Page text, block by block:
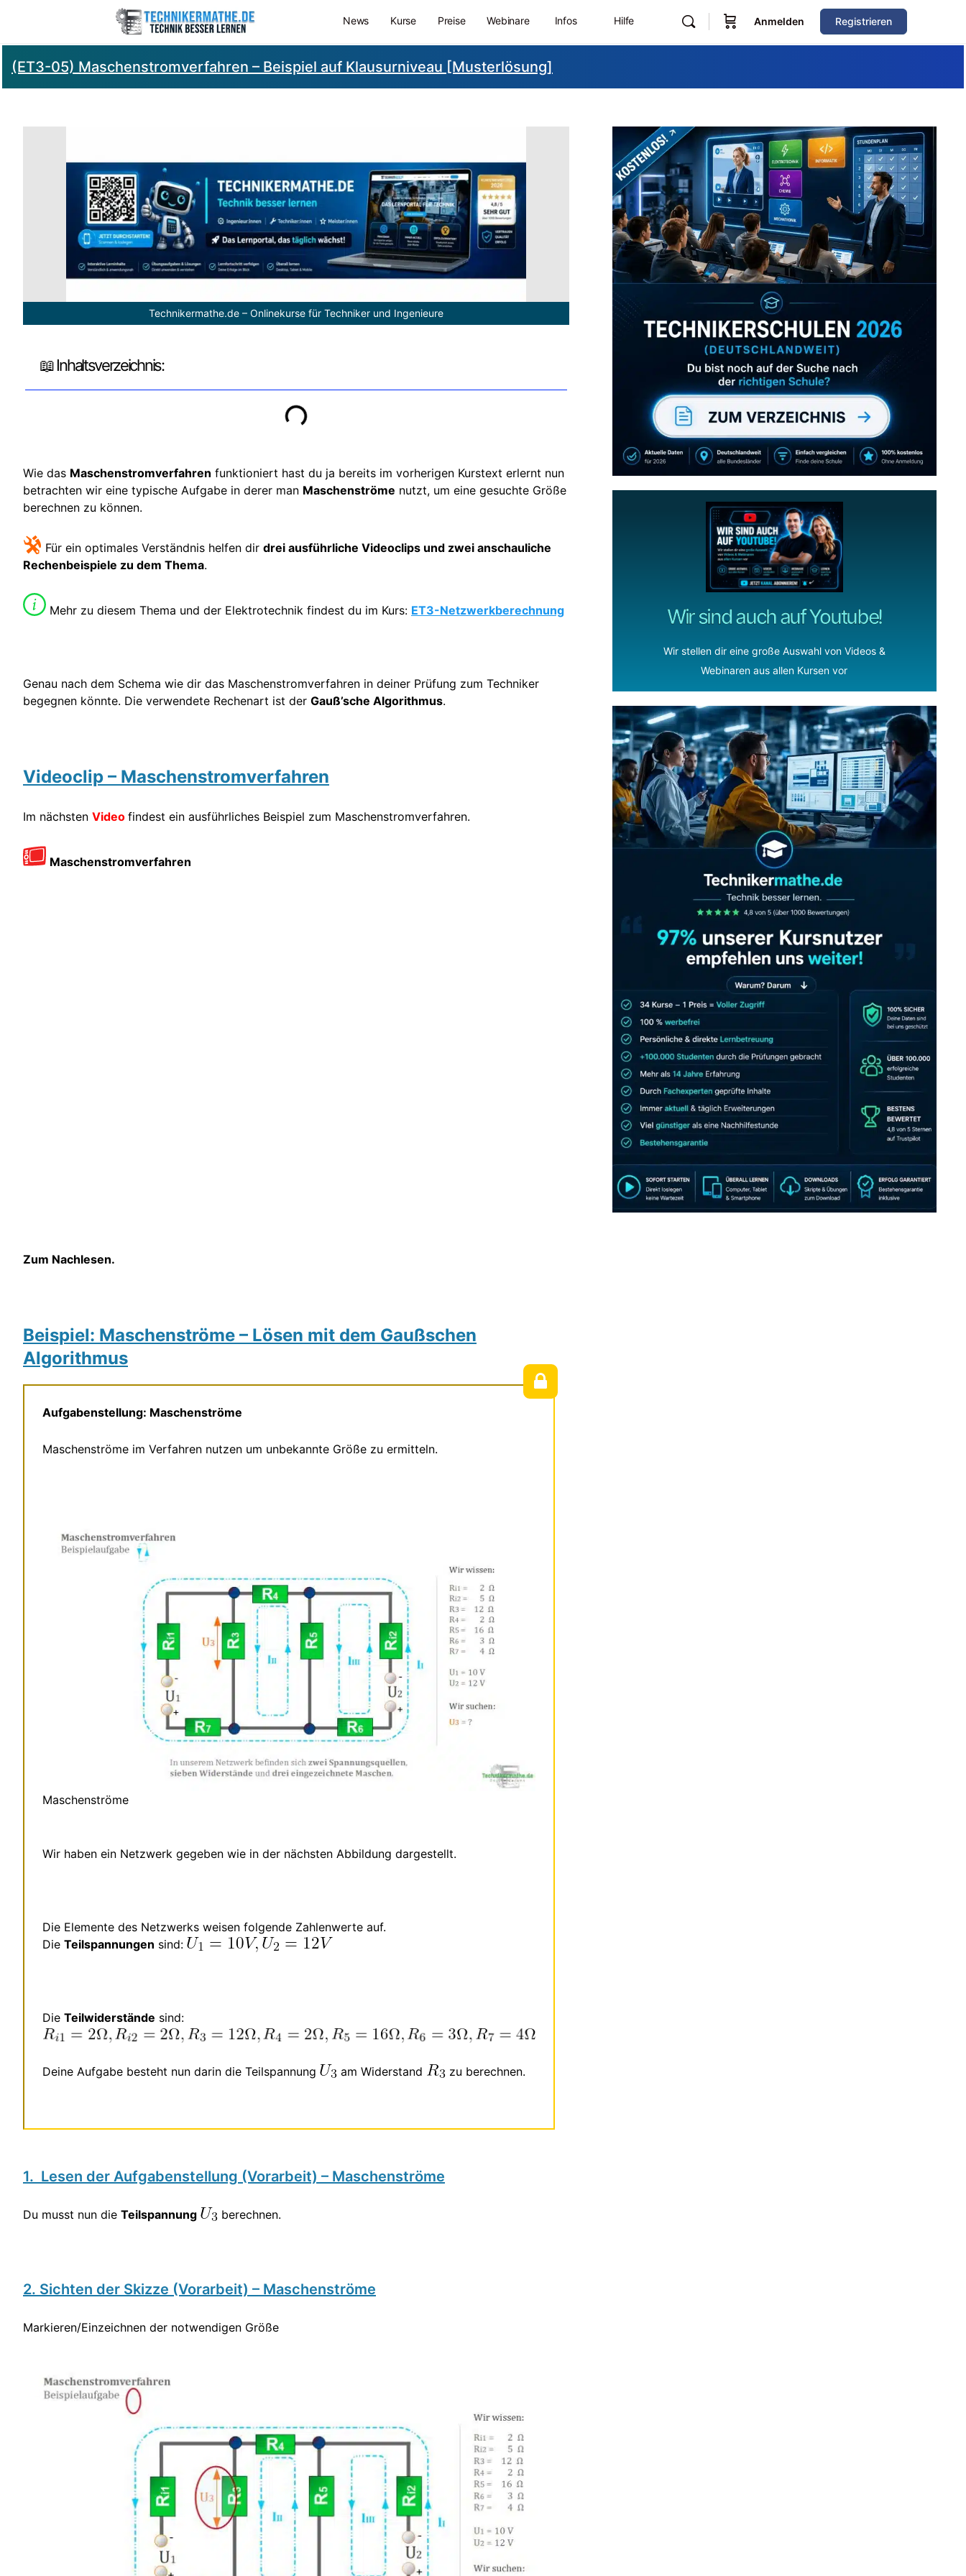
News Kurse Preise Webinare Infos Hilfe Anmelden Registrieren
(ET3-05) Maschenstromverfahren – Beispiel auf Klausurniveau [Musterlösung]
Technikermathe.de – Onlinekurse für Techniker und Ingenieure
📖 Inhaltsverzeichnis:
Wie das Maschenstromverfahren funktioniert hast du ja bereits im vorherigen Kurstext erlernt nun
betrachten wir eine typische Aufgabe in derer man Maschenströme nutzt, um eine gesuchte Größe
berechnen zu können.
Für ein optimales Verständnis helfen dir drei ausführliche Videoclips und zwei anschauliche
Rechenbeispiele zu dem Thema.
Mehr zu diesem Thema und der Elektrotechnik findest du im Kurs: ET3-Netzwerkberechnung
Genau nach dem Schema wie dir das Maschenstromverfahren in deiner Prüfung zum Techniker
begegnen könnte. Die verwendete Rechenart ist der Gauß’sche Algorithmus.
Videoclip – Maschenstromverfahren
Im nächsten Video findest ein ausführliches Beispiel zum Maschenstromverfahren.
Maschenstromverfahren
Zum Nachlesen.
Beispiel: Maschenströme – Lösen mit dem Gaußschen
Algorithmus
Aufgabenstellung: Maschenströme
Maschenströme im Verfahren nutzen um unbekannte Größe zu ermitteln.
Maschenströme
Wir haben ein Netzwerk gegeben wie in der nächsten Abbildung dargestellt.
Die Elemente des Netzwerks weisen folgende Zahlenwerte auf.
Die Teilspannungen sind:
Die Teilwiderstände sind:
Deine Aufgabe besteht nun darin die Teilspannung am Widerstand zu berechnen.
1. Lesen der Aufgabenstellung (Vorarbeit) – Maschenströme
Du musst nun die Teilspannung berechnen.
2. Sichten der Skizze (Vorarbeit) – Maschenströme
Markieren/Einzeichnen der notwendigen Größe
Zum Verzeichnis
Wir sind auch auf Youtube!
Wir stellen dir eine große Auswahl von Videos &
Webinaren aus allen Kursen vor
Abonniere uns auch
gerne
wenn dir unsere Videos gefallen!
ZUM YOUTUBE KANAL
JETZT AB 7,40 EUR/MONAT PERFEKT LERNEN